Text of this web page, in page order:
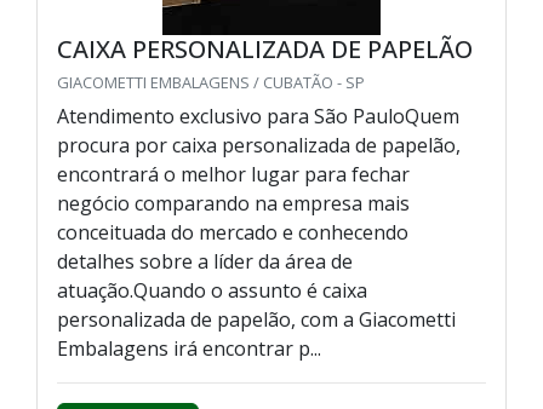
CAIXA PERSONALIZADA DE PAPELÃO
GIACOMETTI EMBALAGENS / CUBATÃO - SP
Atendimento exclusivo para São PauloQuem
procura por caixa personalizada de papelão,
encontrará o melhor lugar para fechar
negócio comparando na empresa mais
conceituada do mercado e conhecendo
detalhes sobre a líder da área de
atuação.Quando o assunto é caixa
personalizada de papelão, com a Giacometti
Embalagens irá encontrar p...